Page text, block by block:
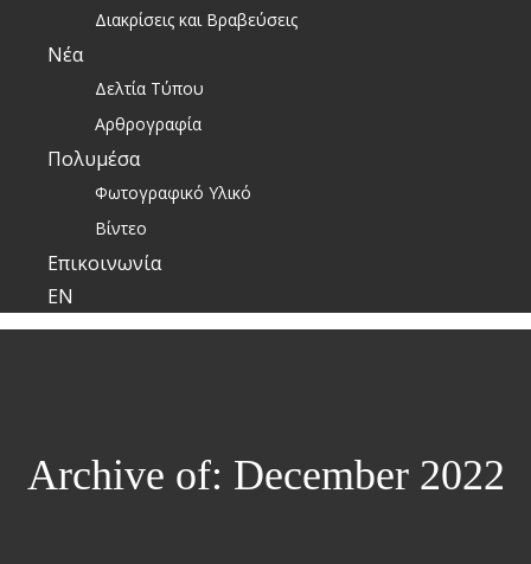
Διακρίσεις και Βραβεύσεις
Νέα
Δελτία Τύπου
Αρθρογραφία
Πολυμέσα
Φωτογραφικό Υλικό
Βίντεο
Επικοινωνία
EN
Archive of: December 2022